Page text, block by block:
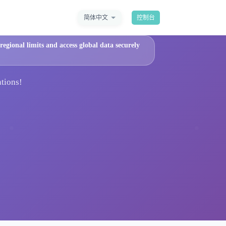
简体中文 控制台
limits and access global data securely